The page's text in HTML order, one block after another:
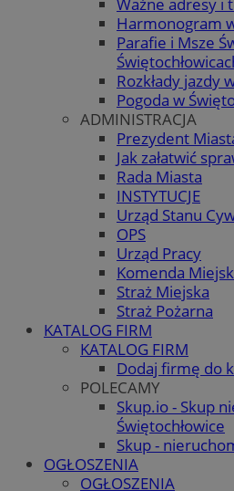
Harmonogram
Parafie i Msze
Rozkłady jazdy
Pogoda w
ADMINISTRACJA
Prezydent
Jak załatwić
Rada Miasta
INSTYTUCJE
Urząd Stanu
OPS
Urząd Pracy
Komenda
Straż Miejska
Straż Pożarna
KATALOG FIRM
KATALOG FIRM
Dodaj firmę do
POLECAMY
Skup.io - Skup
Świętochłowice
Skup -
OGŁOSZENIA
OGŁOSZENIA